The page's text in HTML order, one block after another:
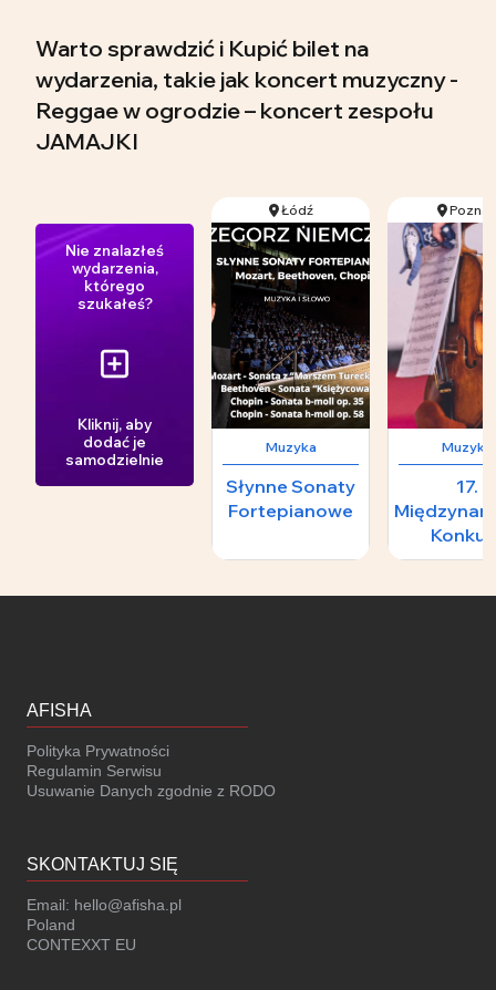
Warto sprawdzić i Kupić bilet na
wydarzenia, takie jak koncert muzyczny -
Reggae w ogrodzie – koncert zespołu
JAMAJKI
Nie znalazłeś
wydarzenia,
którego
szukałeś?
Kliknij, aby
dodać je
samodzielnie
Łódź
Muzyka
Słynne Sonaty
Fortepianowe
Poznań
Muzyka
17.
AFISHA
Polityka Prywatności
Regulamin Serwisu
Usuwanie Danych zgodnie z RODO
SKONTAKTUJ SIĘ
Email: hello@afisha.pl
Poland
CONTEXXT EU